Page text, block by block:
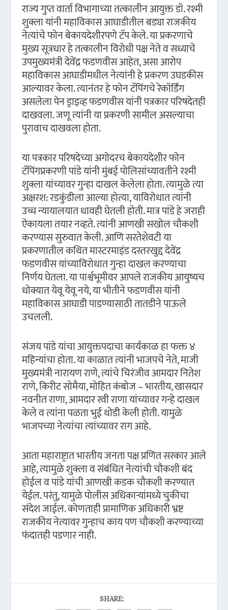
राज्य गुप्त वार्ता विभागाच्या तत्कालीन आयुक्त डॉ. रश्मी
शुक्ला यांनी महाविकास आघाडीतील बड्या राजकीय
नेत्यांचे फोन बेकायदेशीरपणे टॅप केले. या प्रकरणाचे
मुख्य सूत्रधार हे तत्कालीन विरोधी पक्ष नेते व सध्याचे
उपमुख्यमंत्री देवेंद्र फडणवीस आहेत, असा आरोप
महाविकास आघाडीमधील नेत्यांनी हे प्रकरण उघडकीस
आल्यावर केला. त्यानंतर हे फोन टॅपिंगचे रेकॉर्डिंग
असलेला पेन ड्राइव्ह फडणवीस यांनी पत्रकार परिषदेतही
दाखवला. जणू त्यांनी या प्रकरणी सामील असल्याचा
पुरावाच दाखवला होता.
या पत्रकार परिषदेच्या अगोदरच बेकायदेशीर फोन
टॅपिंगप्रकरणी पांडे यांनी मुंबई पोलिसांच्यावतीने रश्मी
शुक्ला यांच्यावर गुन्हा दाखल केलेला होता. त्यामुळे त्या
अक्षरश: रडकुंडीला आल्या होत्या, याविरोधात त्यांनी
उच्च न्यायालयात धावही घेतली होती. मात्र पांडे हे जराही
ऐकायला तयार नव्हते. त्यांनी आणखी सखोल चौकशी
करण्यास सुरुवात केली. आणि सरतेशेवटी या
प्रकरणातील कथित मास्टरमाइंड दस्तरखुद्द देवेंद्र
फडणवीस यांच्याविरोधात गुन्हा दाखल करण्याचा
निर्णय घेतला. या पार्श्वभूमीवर आपले राजकीय आयुष्यच
धोक्यात येवू येवू नये, या भीतीने फडणवीस यांनी
महाविकास आघाडी पाडण्यासाठी तातडीने पाऊले
उचलली.
संजय पांडे यांचा आयुक्तपदाचा कार्यकाळ हा फक्त ४
महिन्यांचा होता. या काळात त्यांनी भाजपचे नेते, माजी
मुख्यमंत्री नारायण राणे, त्यांचे चिरंजीव आमदार नितेश
राणे, किरीट सोमैया, मोहित कंबोज – भारतीय, खासदार
नवनीत राणा, आमदार रवी राणा यांच्यावर गन्हे दाखल
केले व त्यांना पळता भुई थोडी केली होती. यामुळे
भाजपच्या नेत्यांचा त्यांच्यावर राग आहे.
आता महाराष्ट्रात भारतीय जनता पक्ष प्रणित सरकार आले
आहे, त्यामुळे शुक्ला व संबंधित नेत्यांची चौकशी बंद
होईल व पांडे यांची आणखी कडक चौकशी करण्यात
येईल. परंतु, यामुळे पोलीस अधिकाऱ्यांमध्ये चुकीचा
संदेश जाईल. कोणताही प्रामाणिक अधिकारी भ्रष्ट
राजकीय नेत्यावर गुन्हाच काय पण चौकशी करण्याच्या
फंदातही पडणार नाही.
SHARE: